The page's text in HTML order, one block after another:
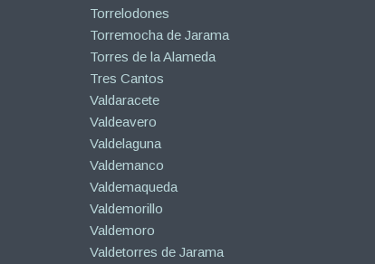
Torrelodones
Torremocha de Jarama
Torres de la Alameda
Tres Cantos
Valdaracete
Valdeavero
Valdelaguna
Valdemanco
Valdemaqueda
Valdemorillo
Valdemoro
Valdetorres de Jarama